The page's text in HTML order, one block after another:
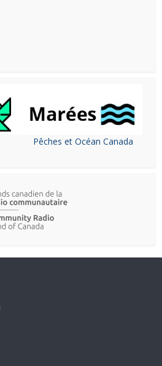
Pêches et Océan Canada